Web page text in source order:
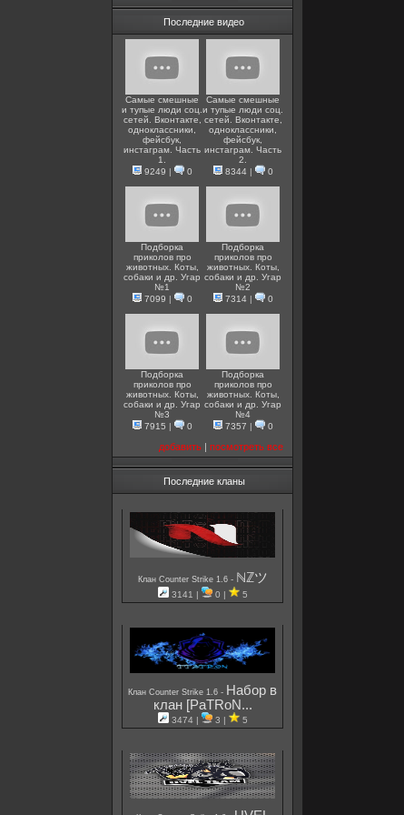
Последние видео
Самые смешные
и тупые люди соц.
сетей. Вконтакте,
одноклассники,
фейсбук,
инстаграм. Часть
1.
9249 | 0
Самые смешные
и тупые люди соц.
сетей. Вконтакте,
одноклассники,
фейсбук,
инстаграм. Часть
2.
8344| 0
Подборка
приколов про
животных. Коты,
собаки и др. Угар
№1
7099 | 0
Подборка
приколов про
животных. Коты,
собаки и др. Угар
№2
7314| 0
Подборка
приколов про
животных. Коты,
собаки и др. Угар
№3
7915 | 0
Подборка
приколов про
животных. Коты,
собаки и др. Угар
№4
7357 | 0
добавить | посмотреть все
Последние кланы
Клан Counter Strike 1.6 - ℕℤツ
3141 | 0 | 5
Клан Counter Strike 1.6 - Набор в
клан [PaTRoN...
3474 | 3 | 5